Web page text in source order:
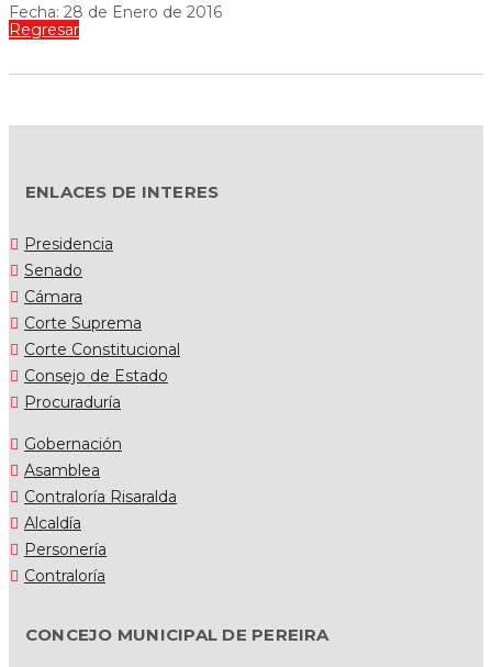
Fecha: 28 de Enero de 2016
Regresar
ENLACES DE INTERES
Presidencia
Senado
Cámara
Corte Suprema
Corte Constitucional
Consejo de Estado
Procuraduría
Gobernación
Asamblea
Contraloría Risaralda
Alcaldía
Personería
Contraloría
CONCEJO MUNICIPAL DE PEREIRA